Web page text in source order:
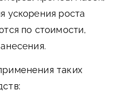
ускорения роста
по стоимости,
таких